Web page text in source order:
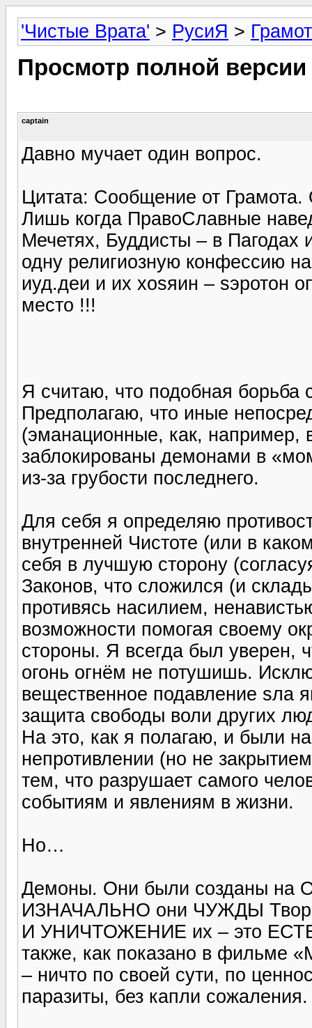
'Чистые Врата' > РусиЯ >
Просмотр полной
captain
Давно мучает один вопрос.
Цитата: Сообщение от
Лишь когда ПравоСлавные
Мечетях, Буддисты – в Пагодах
одну религиозную конфессию
иуд.деи и их хоsяин – sэротон
место !!!
Я считаю, что подобная борьба
Предполагаю, что иные
(эманационные, как, например,
заблокированы демонами в
из-за грубости последнего.
Для себя я определяю
внутренней Чистоте (или в
себя в лучшую сторону
Законов, что сложился (и
противясь насилием,
возможности помогая своему
стороны. Я всегда был уверен,
огонь огнём не потушишь.
вещественное подавление sла
защита свободы воли других
На это, как я полагаю, и были
непротивлении (но не
тем, что разрушает самого
событиям и явлениям в жизни.
Но…
Демоны. Они были созданы на
ИЗНАЧАЛЬНО они ЧУЖДЫ
И УНИЧТОЖЕНИЕ их – это
также, как показано в фильме
– ничто по своей сути, по
паразиты, без капли сожаления.